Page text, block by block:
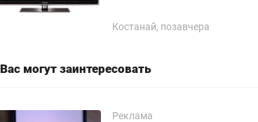
Костанай, позавчера
Вас могут заинтересовать
Реклама